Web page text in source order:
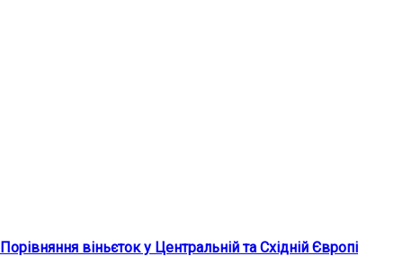
Порівняння віньєток у Центральній та Східній Європі